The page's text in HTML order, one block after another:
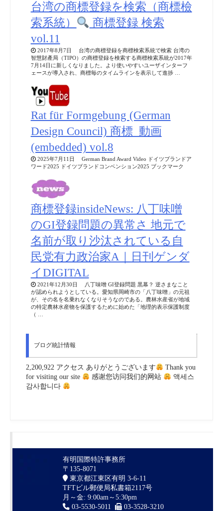
台湾の商標登録を検索（商標檢
索系統）
商標登録 検索
vol.11
2017年8月7日 台湾の商標登録を商標検索系統で検索 台湾の
智慧財產局（TIPO）の商標登録を検索する商標検索系統が2017年
7月14日に新しくなりました。より使いやすいユーザインターフ
ェースが導入され、商標毎のタイムラインを表示して進捗 …
Rat für Formgebung (German
Design Council) 商標_動画
(embedded) vol.8
2025年7月11日 German Brand Award Video ドイツブランドア
ワード2025 ドイツブランドコンベンション2025 ブックマーク
商標登録insideNews: 八丁味噌
のGI登録問題の異常さ 地元で
名前が取り沙汰されている自
民党有力政治家A｜日刊ゲンダ
イDIGITAL
2021年12月30日 八丁味噌 GI登録問題 黒幕？ 逆さまなこと
が認められようとしている。愛知県岡崎市の「八丁味噌」の元祖
が、その名を名乗れなくなりそうなのである。農林水産省が地域
の特定農林水産物を保護するために始めた「地理的表示保護制度
（ …
ブログ統計情報
2,200,922 アクセス ありがとうございます
Thank you
for visiting our site
感谢您访问我们的网站
액세스
감사합니다
有明国際特許事務所
〒135-8071
東京都江東区有明 3-6-11
TFTビル郵便局私書箱2117号
月～金: 9:00am～5:30pm
03-5530-5011
03-3528-3210